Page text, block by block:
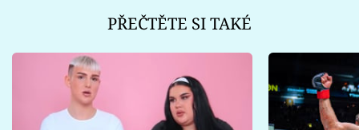
PŘEČTĚTE SI TAKÉ